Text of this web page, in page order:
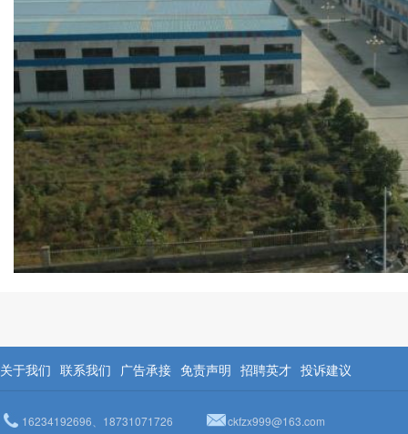
关于我们 联系我们 广告承接 免责声明 招聘英才 投诉建议
16234192696、18731071726
ckfzx999@163.com